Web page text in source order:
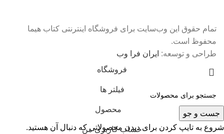
تمام حقوق این وب‌سایت برای فروشگاه اینترنتی کتاب هیما
محفوظ است.
طراحی و توسعه: ایران فرا وب
جست و جو
شروع به تایپ کردن برای دیدن محصولاتی که دنبال آن هستید.
فروشگاه
فیلتر ها
محصول
حساب کاربری من